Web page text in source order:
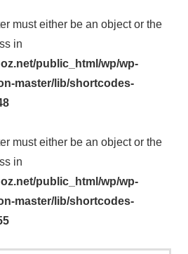
must either be an object or the
in
public_html/wp/wp-
master/lib/shortcodes-
must either be an object or the
in
public_html/wp/wp-
master/lib/shortcodes-